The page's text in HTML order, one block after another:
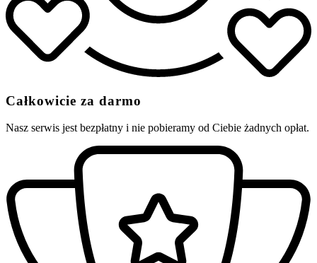
Całkowicie za darmo
Nasz serwis jest bezpłatny i nie pobieramy od Ciebie żadnych opłat.